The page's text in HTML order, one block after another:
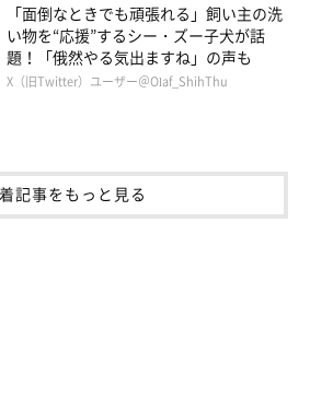
。
住犬・クゥが18才で亡くなったのです
なところや家族を笑わせるところなど
感じています。
「面倒なときでも頑張れる」飼い主の洗
い物を“応援”するシー・ズー子犬が話
題！「俄然やる気出ますね」の声も
X（旧Twitter）ユーザー＠Olaf_ShihThu
記事をもっと見る